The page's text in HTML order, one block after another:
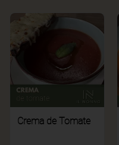
Crema de Tomate